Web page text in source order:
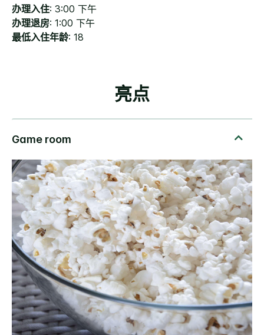
办理入住: 3:00 下午
办理退房: 1:00 下午
最低入住年龄: 18
亮点